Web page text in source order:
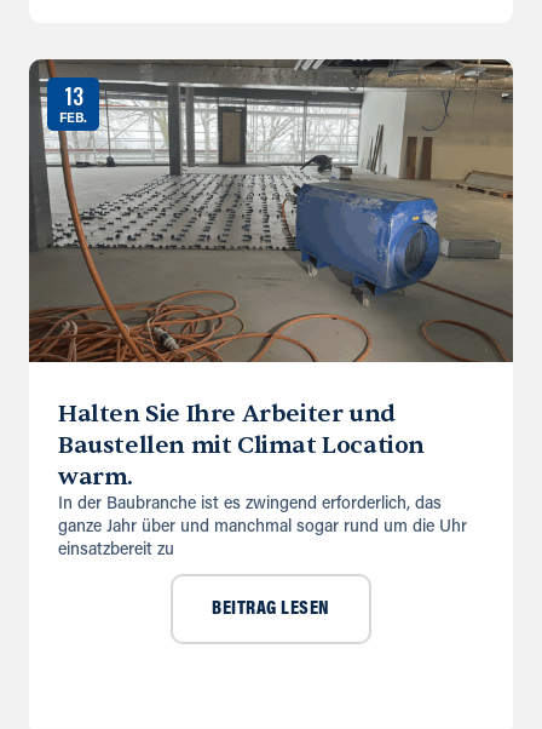
13
FEB.
Halten Sie Ihre Arbeiter und
Baustellen mit Climat Location
warm.
In der Baubranche ist es zwingend erforderlich, das
ganze Jahr über und manchmal sogar rund um die Uhr
einsatzbereit zu
BEITRAG LESEN